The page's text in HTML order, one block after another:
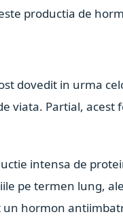
productia de
dovedit in urma
viata. Partial,
intensa de
pe termen lung,
hormon